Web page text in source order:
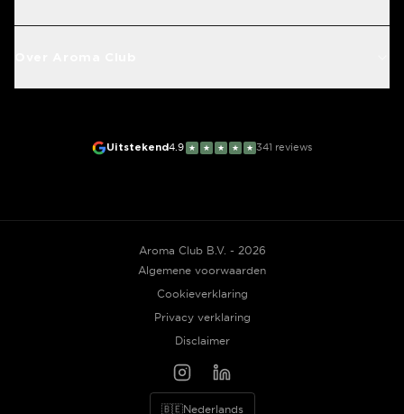
Uitstekend4.9 ★ ★ ★ ★ ★ 341 reviews
Aroma Club B.V. - 2026
Algemene voorwaarden
Cookieverklaring
Privacy verklaring
Disclaimer
🇧🇪Nederlands